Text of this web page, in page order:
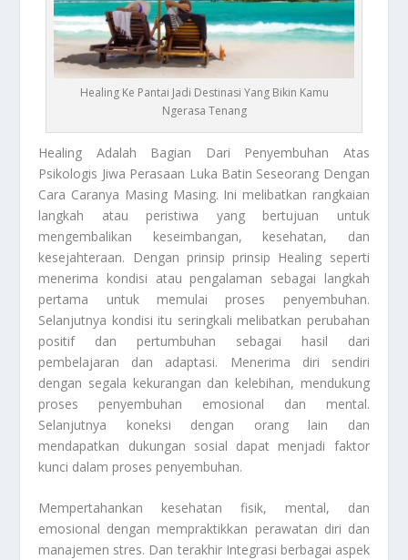
Healing Ke Pantai Jadi Destinasi Yang Bikin Kamu
Ngerasa Tenang
Healing Adalah Bagian Dari Penyembuhan Atas
Psikologis Jiwa Perasaan Luka Batin Seseorang Dengan
Cara Caranya Masing Masing. Ini melibatkan rangkaian
langkah atau peristiwa yang bertujuan untuk
mengembalikan keseimbangan, kesehatan, dan
kesejahteraan. Dengan prinsip prinsip Healing seperti
menerima kondisi atau pengalaman sebagai langkah
pertama untuk memulai proses penyembuhan.
Selanjutnya kondisi itu seringkali melibatkan perubahan
positif dan pertumbuhan sebagai hasil dari
pembelajaran dan adaptasi. Menerima diri sendiri
dengan segala kekurangan dan kelebihan, mendukung
proses penyembuhan emosional dan mental.
Selanjutnya koneksi dengan orang lain dan
mendapatkan dukungan sosial dapat menjadi faktor
kunci dalam proses penyembuhan.
Mempertahankan kesehatan fisik, mental, dan
emosional dengan mempraktikkan perawatan diri dan
manajemen stres. Dan terakhir Integrasi berbagai aspek